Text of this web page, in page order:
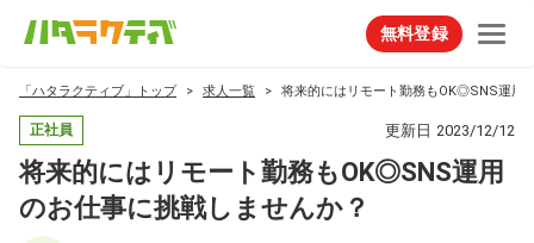
無料登録
「ハタラクティブ」トップ 求人一覧 将来的にはリモート勤務もOK◎SNS運用
正社員 更新日 2023/12/12
将来的にはリモート勤務もOK◎SNS運用
のお仕事に挑戦しませんか？